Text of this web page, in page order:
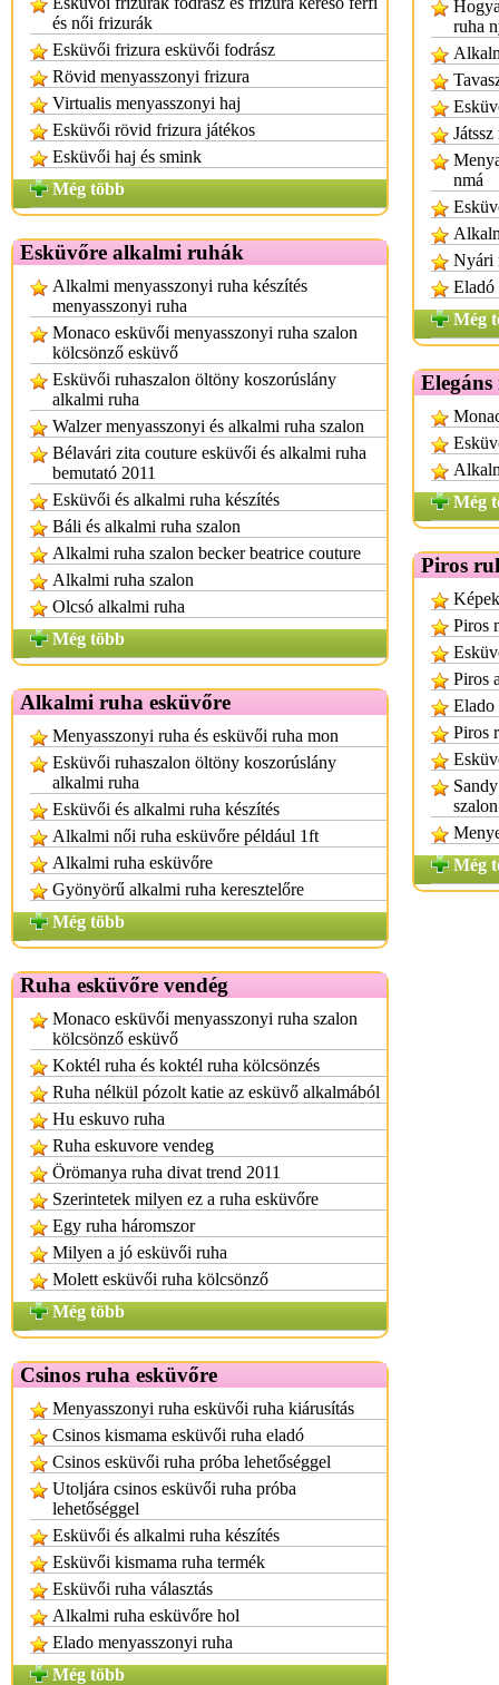
és női frizurák
Esküvői frizura esküvői fodrász
Rövid menyasszonyi frizura
Virtualis menyasszonyi haj
Esküvői rövid frizura játékos
Esküvői haj és smink
Még több
Esküvőre alkalmi ruhák
Alkalmi menyasszonyi ruha készítés
menyasszonyi ruha
Monaco esküvői menyasszonyi ruha szalon
kölcsönző esküvő
Esküvői ruhaszalon öltöny koszorúslány
alkalmi ruha
Walzer menyasszonyi és alkalmi ruha szalon
Bélavári zita couture esküvői és alkalmi ruha
bemutató 2011
Esküvői és alkalmi ruha készítés
Báli és alkalmi ruha szalon
Alkalmi ruha szalon becker beatrice couture
Alkalmi ruha szalon
Olcsó alkalmi ruha
Még több
Alkalmi ruha esküvőre
Menyasszonyi ruha és esküvői ruha mon
Esküvői ruhaszalon öltöny koszorúslány
alkalmi ruha
Esküvői és alkalmi ruha készítés
Alkalmi női ruha esküvőre például 1ft
Alkalmi ruha esküvőre
Gyönyörű alkalmi ruha keresztelőre
Még több
Ruha esküvőre vendég
Monaco esküvői menyasszonyi ruha szalon
kölcsönző esküvő
Koktél ruha és koktél ruha kölcsönzés
Ruha nélkül pózolt katie az esküvő alkalmából
Hu eskuvo ruha
Ruha eskuvore vendeg
Örömanya ruha divat trend 2011
Szerintetek milyen ez a ruha esküvőre
Egy ruha háromszor
Milyen a jó esküvői ruha
Molett esküvői ruha kölcsönző
Még több
Csinos ruha esküvőre
Menyasszonyi ruha esküvői ruha kiárusítás
Csinos kismama esküvői ruha eladó
Csinos esküvői ruha próba lehetőséggel
Utoljára csinos esküvői ruha próba
lehetőséggel
Esküvői és alkalmi ruha készítés
Esküvői kismama ruha termék
Esküvői ruha választás
Alkalmi ruha esküvőre hol
Elado menyasszonyi ruha
Még több
ruha
nmá
Nyári
Eladó
Még
Még
Piros
Piros
Piros
Elado
Piros
Még